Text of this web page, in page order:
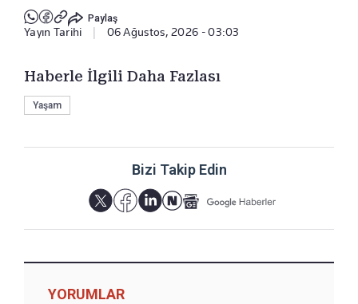
Paylaş
Yayın Tarihi 06 Ağustos, 2026 - 03:03
Haberle İlgili Daha Fazlası
Yaşam
Bizi Takip Edin
YORUMLAR